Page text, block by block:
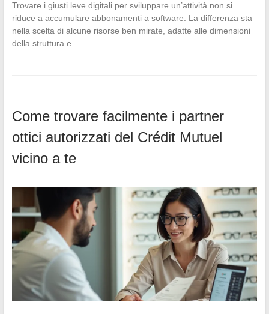
Trovare i giusti leve digitali per sviluppare un’attività non si
riduce a accumulare abbonamenti a software. La differenza sta
nella scelta di alcune risorse ben mirate, adatte alle dimensioni
della struttura e…
Come trovare facilmente i partner
ottici autorizzati del Crédit Mutuel
vicino a te